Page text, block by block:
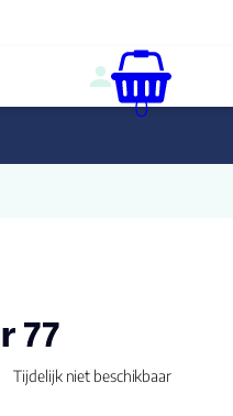
0
77
Tijdelijk niet beschikbaar